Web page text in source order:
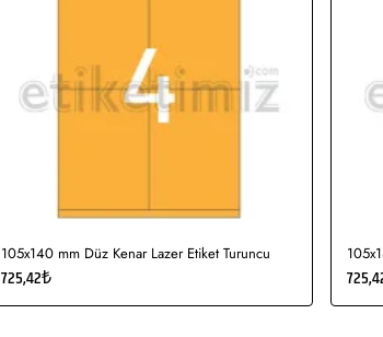
105x140 mm Düz Kenar Lazer Etiket Turuncu
725,42₺